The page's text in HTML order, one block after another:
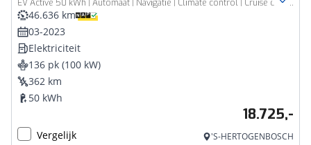
EV Active 50 kWh | Automaat | Navigatie | Climate control | Cruise control | Bluetooth | Apple carplay | Android auto | Parkeersensoren |
46.636 km
03-2023
Elektriciteit
136 pk (100 kW)
362 km
50 kWh
18.725,-
Vergelijk 'S-HERTOGENBOSCH